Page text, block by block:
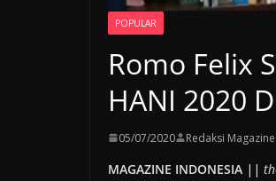
POPULAR
Romo Felix
HANI 2020
05/07/2020 Redaksi
MAGAZINE INDONESIA ||